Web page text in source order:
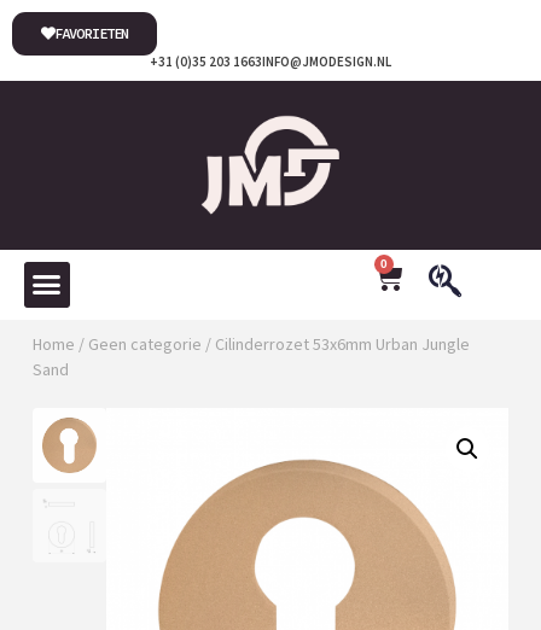
INFO@JMODESIGN.NL
+31 (0)35 203 1663
FAVORIETEN
0
Home / Geen categorie / Cilinderrozet 53x6mm Urban Jungle
Sand